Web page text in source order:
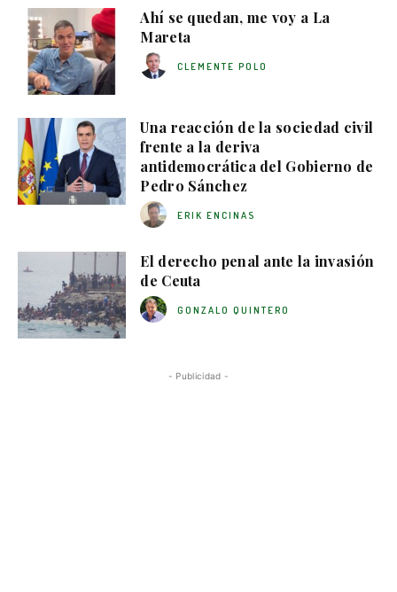
Ahí se quedan, me voy a La
Mareta
CLEMENTE POLO
Una reacción de la sociedad civil
frente a la deriva
antidemocrática del Gobierno de
Pedro Sánchez
ERIK ENCINAS
El derecho penal ante la invasión
de Ceuta
GONZALO QUINTERO
- Publicidad -